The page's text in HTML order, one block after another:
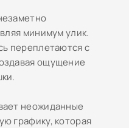
минимум улик.
переплетаются с
ощущение
неожиданные
графику, которая